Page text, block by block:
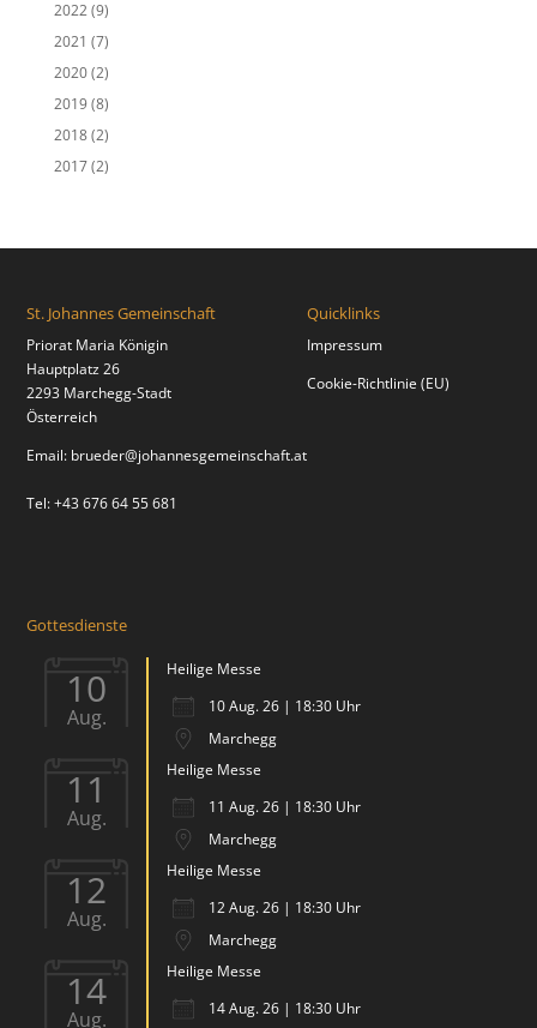
2022(9)
2021 (7)
2020(2)
2019(8)
2018(2)
2017(2)
St. Johannes Gemeinschaft
Priorat Maria Königin
Hauptplatz 26
2293 Marchegg-Stadt
Österreich
Email: brueder@johannesgemeinschaft.at
Tel: +43 676 64 55 681
Quicklinks
Impressum
Cookie-Richtlinie (EU)
Gottesdienste
10
Aug.
Heilige Messe
10 Aug. 26 | 18:30 Uhr
Marchegg
11
Aug.
Heilige Messe
11 Aug. 26 | 18:30 Uhr
Marchegg
12
Aug.
Heilige Messe
12 Aug. 26 | 18:30 Uhr
Marchegg
14
Aug.
Heilige Messe
14 Aug. 26 | 18:30 Uhr